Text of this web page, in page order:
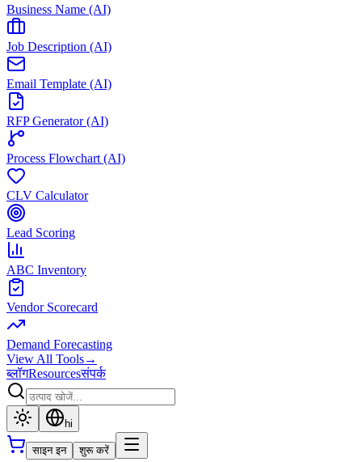
Business Name (AI)
Job Description (AI)
Email Template (AI)
RFP Generator (AI)
Process Flowchart (AI)
CLV Calculator
Lead Scoring
ABC Inventory
Vendor Scorecard
Demand Forecasting
View All Tools→
ब्लॉगResourcesसंपर्क
hi
साइन इन शुरू करें